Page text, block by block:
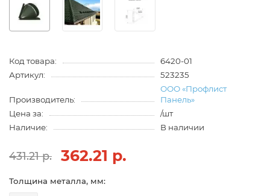
Код товара:
6420-01
Артикул:
523235
Производитель:
ООО «Профлист
Панель»
Цена за:
/шт
Наличие:
В наличии
431.21 р. 362.21 р.
Толщина металла, мм: